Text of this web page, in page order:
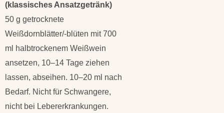
(klassisches Ansatzgetränk)
50 g getrocknete
Weißdornblätter/-blüten mit 700
ml halbtrockenem Weißwein
ansetzen, 10–14 Tage ziehen
lassen, abseihen. 10–20 ml nach
Bedarf. Nicht für Schwangere,
nicht bei Lebererkrankungen.